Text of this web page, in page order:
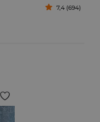
7,4 (694)